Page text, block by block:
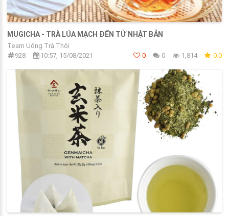
MUGICHA - TRÀ LÚA MẠCH ĐẾN TỪ NHẬT BẢN
Team Uống Trà Thôi
928
10:57, 15/08/2021 0 0 1,814 0.0